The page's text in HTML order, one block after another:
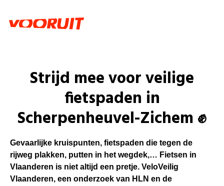
Strijd mee voor veilige
fietspaden in
Scherpenheuvel-Zichem ✊
Gevaarlijke kruispunten, fietspaden die tegen de
rijweg plakken, putten in het wegdek,… Fietsen in
Vlaanderen is niet altijd een pretje. VeloVeilig
Vlaanderen, een onderzoek van HLN en de